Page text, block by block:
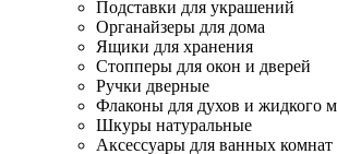
Подставки для украшений
Органайзеры для дома
Ящики для хранения
Стопперы для окон и дверей
Ручки дверные
Флаконы для духов и жидкого
Шкуры натуральные
Аксессуары для ванных комнат